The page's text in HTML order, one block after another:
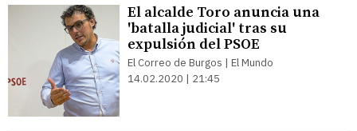
El alcalde Toro anuncia una
'batalla judicial' tras su
expulsión del PSOE
El Correo de Burgos | El Mundo
14.02.2020 | 21:45